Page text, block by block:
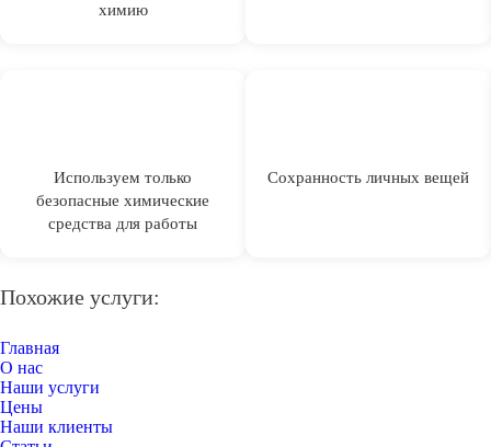
химию
Используем только
безопасные химические
средства для работы
Сохранность личных вещей
Похожие услуги:
Главная
О нас
Наши услуги
Цены
Наши клиенты